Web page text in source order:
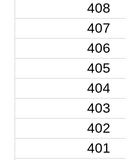
408
407
406
405
404
403
402
401